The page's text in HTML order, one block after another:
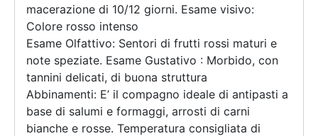
macerazione di 10/12 giorni. Esame visivo:
Colore rosso intenso
Esame Olfattivo: Sentori di frutti rossi maturi e
note speziate. Esame Gustativo : Morbido, con
tannini delicati, di buona struttura
Abbinamenti: E’ il compagno ideale di antipasti a
base di salumi e formaggi, arrosti di carni
bianche e rosse. Temperatura consigliata di